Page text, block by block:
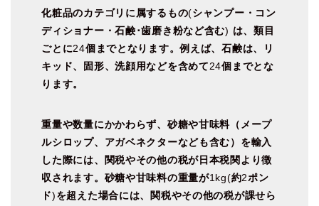
化粧品のカテゴリに属するもの(シャンプー・コン
ディショナー・石鹸･歯磨き粉など含む) は、類目
ごとに24個までとなります。例えば、石鹸は、リ
キッド、固形、洗顔用などを含めて24個までとな
ります。
重量や数量にかかわらず、砂糖や甘味料（メープ
ルシロップ、アガベネクターなども含む）を輸入
した際には、関税やその他の税が日本税関より徴
収されます。砂糖や甘味料の重量が1kg(約2ポン
ド)を超えた場合には、関税やその他の税が課せら